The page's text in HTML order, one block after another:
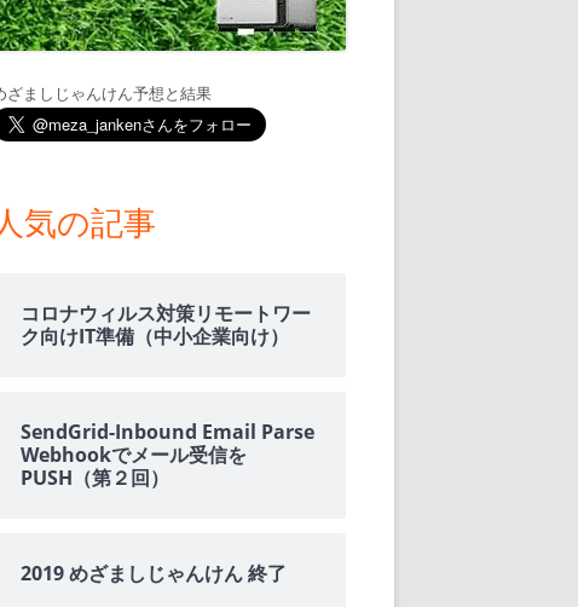
ャットダウンと
HOME
②ピンポイント雨予
積する室温・湿
ン
ざましじゃんけん予想と結果
気の記事
コロナウィルス対策リモートワー
ク向けIT準備（中小企業向け）
SendGrid-Inbound Email Parse
Webhookでメール受信を
PUSH（第２回）
2019 めざましじゃんけん 終了